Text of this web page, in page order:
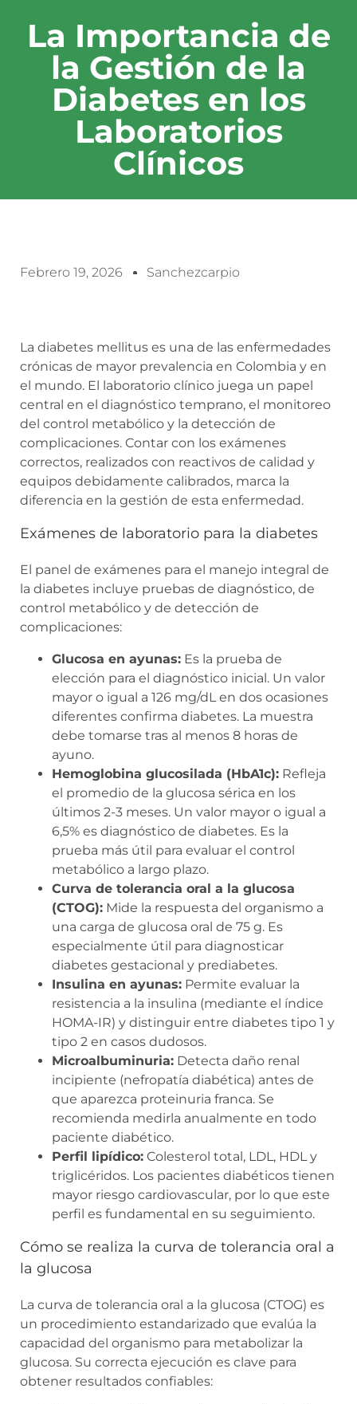
La Importancia de
la Gestión de la
Diabetes en los
Laboratorios
Clínicos
Febrero 19, 2026 Sanchezcarpio
La diabetes mellitus es una de las enfermedades
crónicas de mayor prevalencia en Colombia y en
el mundo. El laboratorio clínico juega un papel
central en el diagnóstico temprano, el monitoreo
del control metabólico y la detección de
complicaciones. Contar con los exámenes
correctos, realizados con reactivos de calidad y
equipos debidamente calibrados, marca la
diferencia en la gestión de esta enfermedad.
Exámenes de laboratorio para la diabetes
El panel de exámenes para el manejo integral de
la diabetes incluye pruebas de diagnóstico, de
control metabólico y de detección de
complicaciones:
Glucosa en ayunas: Es la prueba de
elección para el diagnóstico inicial. Un valor
mayor o igual a 126 mg/dL en dos ocasiones
diferentes confirma diabetes. La muestra
debe tomarse tras al menos 8 horas de
ayuno.
Hemoglobina glucosilada (HbA1c): Refleja
el promedio de la glucosa sérica en los
últimos 2-3 meses. Un valor mayor o igual a
6,5% es diagnóstico de diabetes. Es la
prueba más útil para evaluar el control
metabólico a largo plazo.
Curva de tolerancia oral a la glucosa
(CTOG): Mide la respuesta del organismo a
una carga de glucosa oral de 75 g. Es
especialmente útil para diagnosticar
diabetes gestacional y prediabetes.
Insulina en ayunas: Permite evaluar la
resistencia a la insulina (mediante el índice
HOMA-IR) y distinguir entre diabetes tipo 1 y
tipo 2 en casos dudosos.
Microalbuminuria: Detecta daño renal
incipiente (nefropatía diabética) antes de
que aparezca proteinuria franca. Se
recomienda medirla anualmente en todo
paciente diabético.
Perfil lipídico: Colesterol total, LDL, HDL y
triglicéridos. Los pacientes diabéticos tienen
mayor riesgo cardiovascular, por lo que este
perfil es fundamental en su seguimiento.
Cómo se realiza la curva de tolerancia oral a
la glucosa
La curva de tolerancia oral a la glucosa (CTOG) es
un procedimiento estandarizado que evalúa la
capacidad del organismo para metabolizar la
glucosa. Su correcta ejecución es clave para
obtener resultados confiables: